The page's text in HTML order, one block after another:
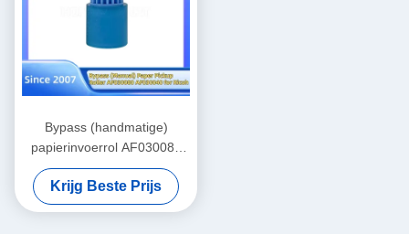
Bypass (handmatige)
papierinvoerrol AF030080
AF030040 voor Ricoh
AF2051 2060 2075 2090
2105 3260 Kleur 5560
Krijg Beste Prijs